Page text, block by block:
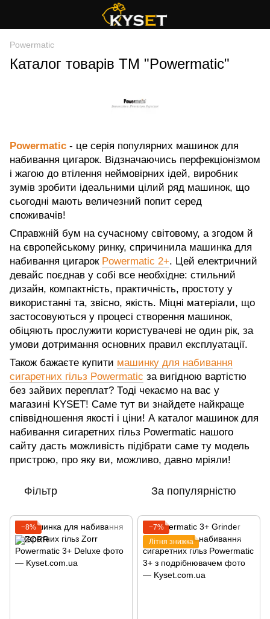
Powermatic
Каталог товарів ТМ "Powermatic"
Powermatic - це серія популярних машинок для
набивання цигарок. Відзначаючись перфекціонізмом
і жагою до втілення неймовірних ідей, виробник
зумів зробити ідеальними цілий ряд машинок, що
сьогодні мають величезний попит серед
споживачів!
Справжній бум на сучасному світовому, а згодом й
на європейському ринку, спричинила машинка для
набивання цигарок Powermatic 2+. Цей електричний
девайс поєднав у собі все необхідне: стильний
дизайн, компактність, практичність, простоту у
використанні та, звісно, якість. Міцні матеріали, що
застосовуються у процесі створення машинок,
обіцяють прослужити користувачеві не один рік, за
умови дотримання основних правил експлуатації.
Також бажаєте купити машинку для набивання
сигаретних гільз Powermatic за вигідною вартістю
без зайвих переплат? Тоді чекаємо на вас у
магазині KYSET! Саме тут ви знайдете найкраще
співвідношення якості і ціни! А каталог машинок для
набивання сигаретних гільз Powermatic нашого
сайту дасть можливість підібрати саме ту модель
пристрою, про яку ви, можливо, давно мріяли!
Фільтр За популярністю
−8%
−7%
Літня знижка